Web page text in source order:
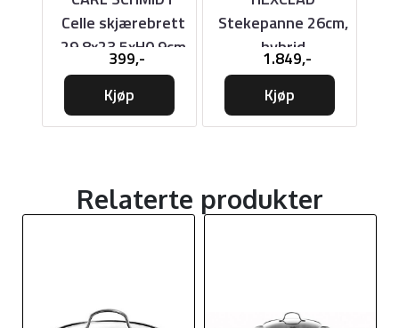
Celle skjærebrett
29,8x23,5xH0,9cm
399,-
Kjøp
Stekepanne 26cm,
hybrid
1.849,-
Kjøp
Relaterte produkter